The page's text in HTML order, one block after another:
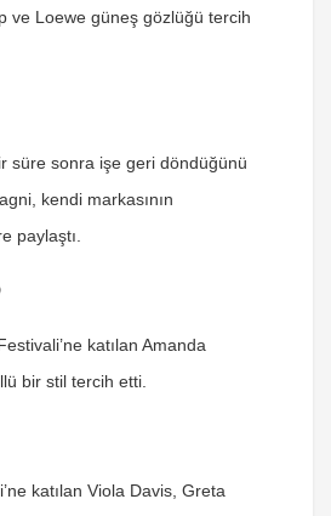
ve Loewe güneş gözlüğü tercih
süre sonra işe geri döndüğünü
kendi markasının
paylaştı.
katılan Amanda
bir stil tercih etti.
katılan Viola Davis, Greta